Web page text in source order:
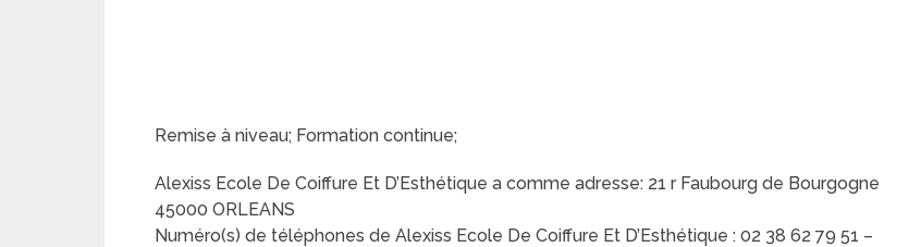
Remise à niveau; Formation continue;
Alexiss Ecole De Coiffure Et D’Esthétique a comme adresse: 21 r Faubourg de Bourgogne
45000 ORLEANS
Numéro(s) de téléphones de Alexiss Ecole De Coiffure Et D’Esthétique : 02 38 62 79 51 –